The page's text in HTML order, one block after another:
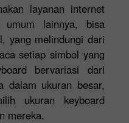
layanan internet
lainnya, bisa
yang melindungi dari
setiap simbol yang
bervariasi dari
dalam ukuran besar,
ukuran keyboard
mereka.